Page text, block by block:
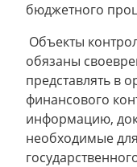
бюджетного
Объекты
обязаны
представлять в
финансового
информацию,
необходимые